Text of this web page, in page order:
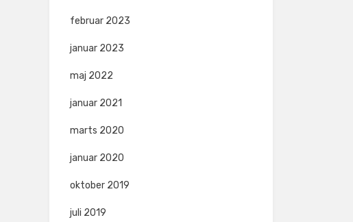
februar 2023
januar 2023
maj 2022
januar 2021
marts 2020
januar 2020
oktober 2019
juli 2019